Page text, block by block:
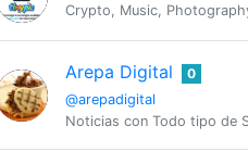
Crypto, Music,
Arepa Digital
@arepadigital
0
Noticias con Todo tipo de